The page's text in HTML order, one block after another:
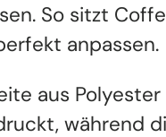
So sitzt
anpassen.
aus
während